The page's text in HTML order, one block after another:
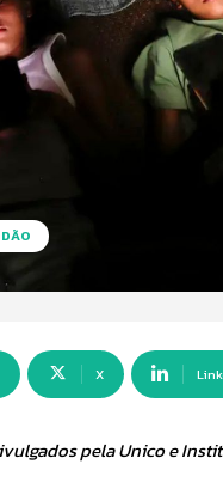
X
pela Unico e